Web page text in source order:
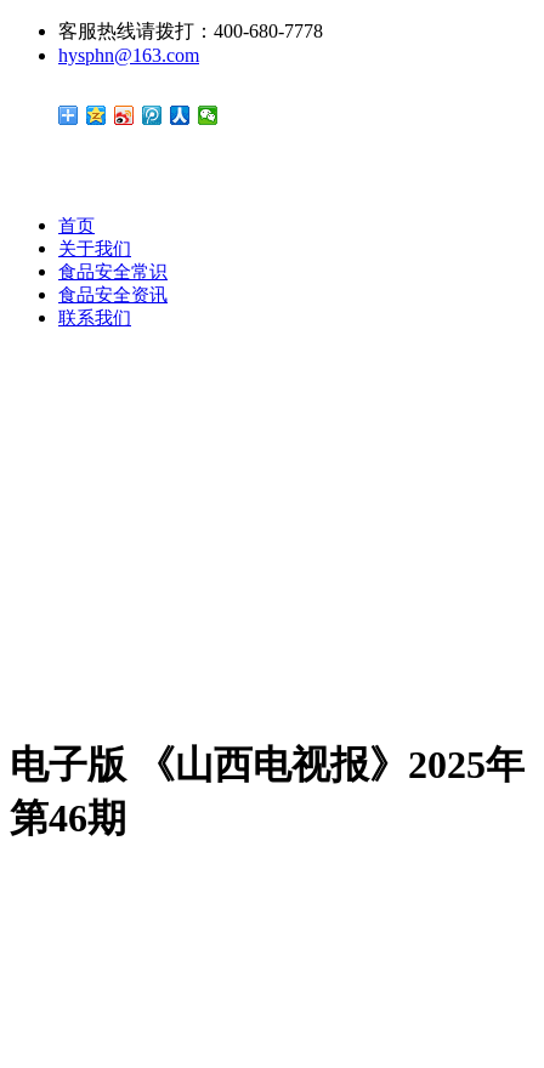
客服热线请拨打：400-680-7778
hysphn@163.com
首页
关于我们
食品安全常识
食品安全资讯
联系我们
电子版 《山西电视报》2025年
第46期